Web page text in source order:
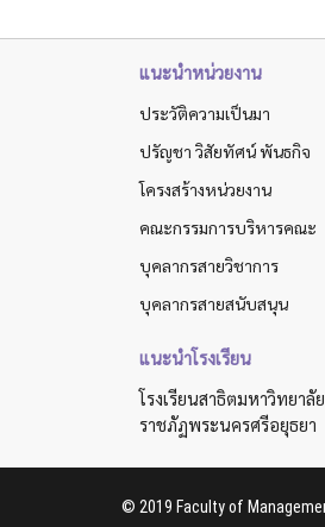
แนะนำหน่วยงาน
ประวัติความเป็นมา
ปรัญชา วิสัยทัศน์ พันธกิจ
โครงสร้างหน่วยงาน
คณะกรรมการบริหารคณะ
บุคลากรสายวิชาการ
บุคลากรสายสนับสนุน
แนะนำโรงเรียน
โรงเรียนสาธิตมหาวิทยาลัย
ราชภัฏพระนครศรีอยุธยา
© 2019 Faculty of